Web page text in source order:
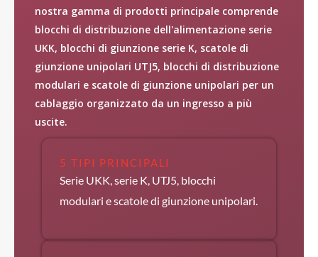
nostra gamma di prodotti principale comprende
blocchi di distribuzione dell'alimentazione serie
UKK, blocchi di giunzione serie K, scatole di
giunzione unipolari UTJ5, blocchi di distribuzione
modulari e scatole di giunzione unipolari per un
cablaggio organizzato da un ingresso a più
uscite.
5 TIPI PRINCIPALI
Serie UKK, serie K, UTJ5, blocchi
modulari e scatole di giunzione unipolari.